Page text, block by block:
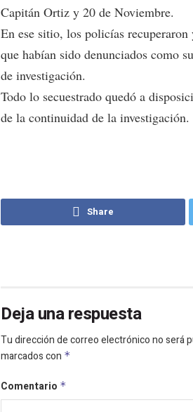
Capitán Ortiz y 20 de Noviembre.
En ese sitio, los policías
que habían sido denunciados como
de investigación.
Todo lo secuestrado quedó a
de la continuidad de la investigación.
Share
Deja una respuesta
Tu dirección de correo electrónico no será
marcados con *
Comentario *